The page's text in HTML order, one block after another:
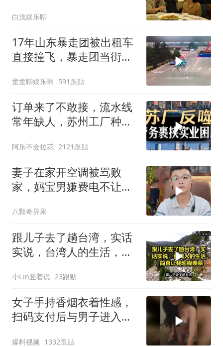
白浅娱乐聊
17年山东暴走团被出租车
直接撞飞，暴走团当街拦
童童聊娱乐啊 591跟贴
订单来了不敢接，流水线
常年缺人，苏州工厂种下
阿乐不会拉花 2121跟贴
妻子在家开空调被骂败
家，妈宝男嫌费电不让
八颗奇异果
跟儿子去了趟台湾，实话
实说，台湾人的生活，简
小Lin竖着说 23跟贴
女子手持香烟衣着性感，
扫码支付后与男子进入昏
爆料视频 1332跟贴